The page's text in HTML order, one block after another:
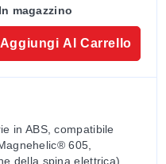
magazzino
Aggiungi Al Carrello
in ABS, compatibile
605,
della spina elettrica)